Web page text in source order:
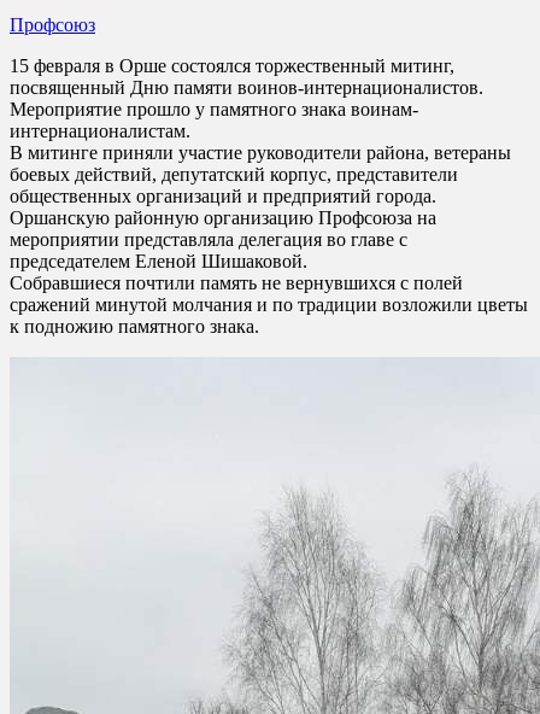
Профсоюз
15 февраля в Орше состоялся торжественный митинг,
посвященный Дню памяти воинов-интернационалистов.
Мероприятие прошло у памятного знака воинам-
интернационалистам.
В митинге приняли участие руководители района, ветераны
боевых действий, депутатский корпус, представители
общественных организаций и предприятий города.
Оршанскую районную организацию Профсоюза на
мероприятии представляла делегация во главе с
председателем Еленой Шишаковой.
Собравшиеся почтили память не вернувшихся с полей
сражений минутой молчания и по традиции возложили цветы
к подножию памятного знака.